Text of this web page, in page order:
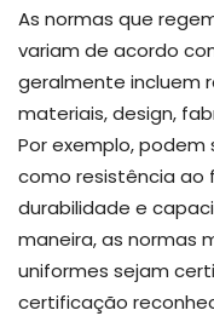
As normas que
variam de acordo
geralmente incluem
materiais, design,
Por exemplo,
como resistência ao
durabilidade e
maneira, as normas
uniformes sejam
certificação